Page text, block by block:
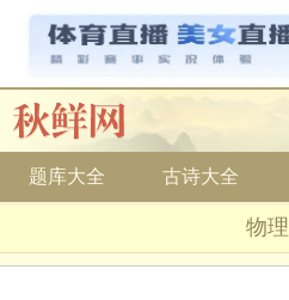
题库大全 古诗大全
物理